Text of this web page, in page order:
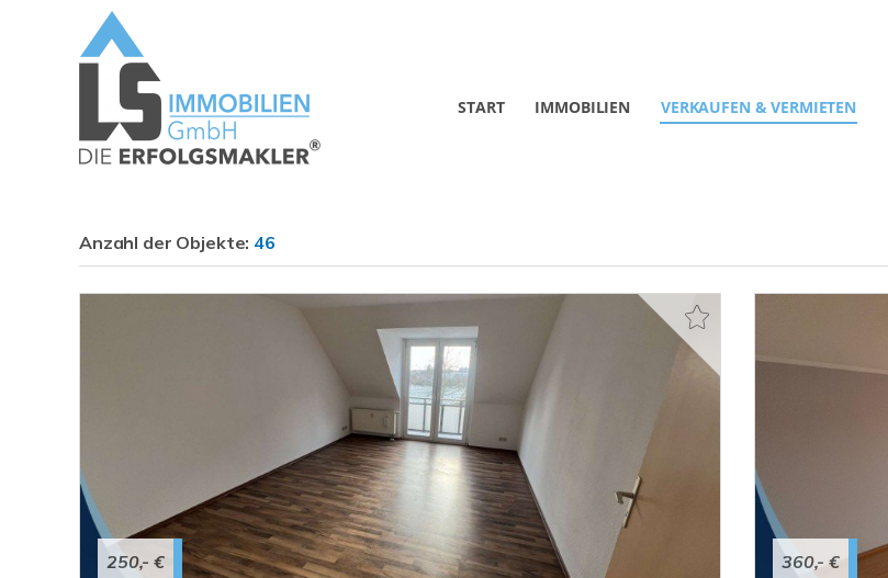
START IMMOBILIEN VERKAUFEN & VERMIETEN
Anzahl der Objekte: 46
250,- € 360,- €